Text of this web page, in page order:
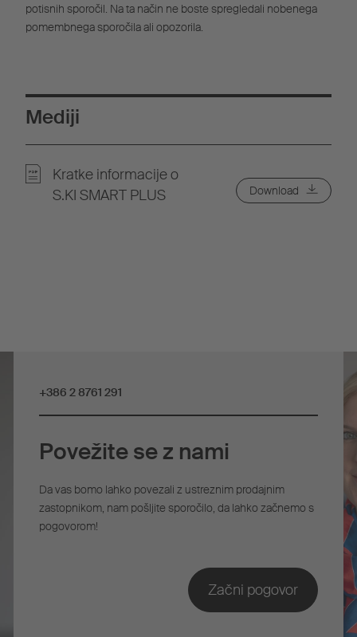
potisnih sporočil. Na ta način ne boste spregledali nobenega
pomembnega sporočila ali opozorila.
Mediji
Kratke informacije o
S.KI SMART PLUS
Download
+386 2 8761 291
Povežite se z nami
Da vas bomo lahko povezali z ustreznim prodajnim
zastopnikom, nam pošljite sporočilo, da lahko začnemo s
pogovorom!